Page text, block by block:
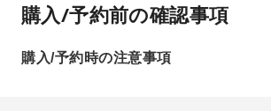
購入/予約前の確認事項
購入/予約時の注意事項